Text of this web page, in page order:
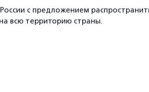
с предложением
всю территорию страны.